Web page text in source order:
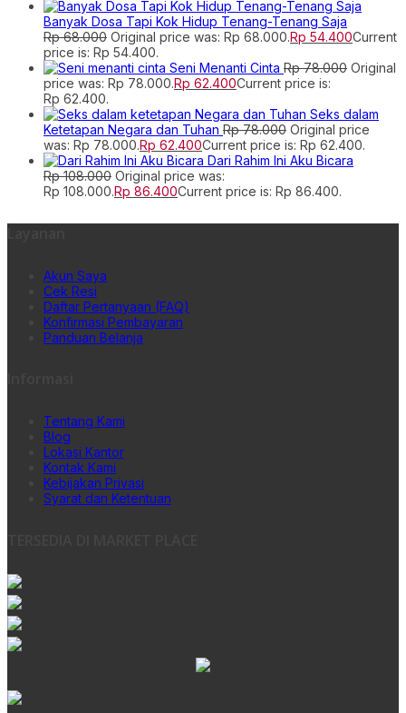
Banyak Dosa Tapi Kok Hidup Tenang-Tenang Saja
Rp68.000 Original price was: Rp 68.000.Rp 54.400Current
price is: Rp 54.400.
Seni Menanti Cinta Rp78.000 Original
price was: Rp 78.000.Rp 62.400Current price is:
Rp 62.400.
Seks dalam
Ketetapan Negara dan Tuhan Rp78.000 Original price
was: Rp 78.000.Rp 62.400Current price is: Rp 62.400.
Dari Rahim Ini Aku Bicara
Rp108.000 Original price was:
Rp 108.000.Rp 86.400Current price is: Rp 86.400.
Akun Saya
Cek Resi
Daftar Pertanyaan (FAQ)
Konfirmasi Pembayaran
Panduan Belanja
Tentang Kami
Blog
Lokasi Kantor
Kontak Kami
Kebijakan Privasi
Syarat dan Ketentuan